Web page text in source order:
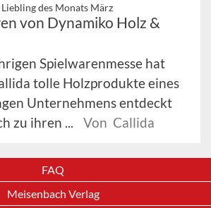
des Monats März
von Dynamiko Holz &
Spielwarenmesse hat
tolle Holzprodukte eines
Unternehmens entdeckt
zu ihren ...
Von Callida
FAQ
Meisenbach Verlag